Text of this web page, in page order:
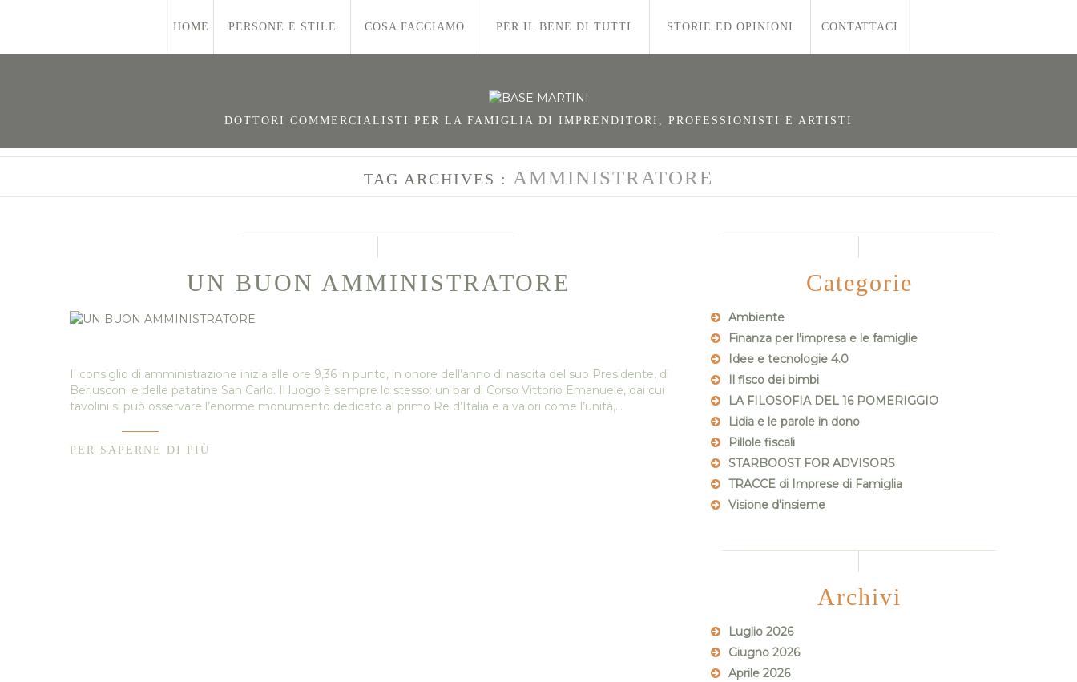
HOME PERSONE E STILE COSA FACCIAMO PER IL BENE DI TUTTI STORIE ED OPINIONI CONTATTACI
DOTTORI COMMERCIALISTI PER LA FAMIGLIA DI IMPRENDITORI, PROFESSIONISTI E ARTISTI
TAG ARCHIVES : AMMINISTRATORE
UN BUON AMMINISTRATORE
Il consiglio di amministrazione inizia alle ore 9,36 in punto, in onore dell’anno di nascita del suo Presidente, di
Berlusconi e delle patatine San Carlo. Il luogo è sempre lo stesso: un bar di Corso Vittorio Emanuele, dai cui
tavolini si può osservare l’enorme monumento dedicato al primo Re d’Italia e a valori come l’unità,…
PER SAPERNE DI PIÙ
Categorie
Ambiente
Finanza per l'impresa e le famiglie
Idee e tecnologie 4.0
Il fisco dei bimbi
LA FILOSOFIA DEL 16 POMERIGGIO
Lidia e le parole in dono
Pillole fiscali
STARBOOST FOR ADVISORS
TRACCE di Imprese di Famiglia
Visione d'insieme
Archivi
Luglio 2026
Giugno 2026
Aprile 2026